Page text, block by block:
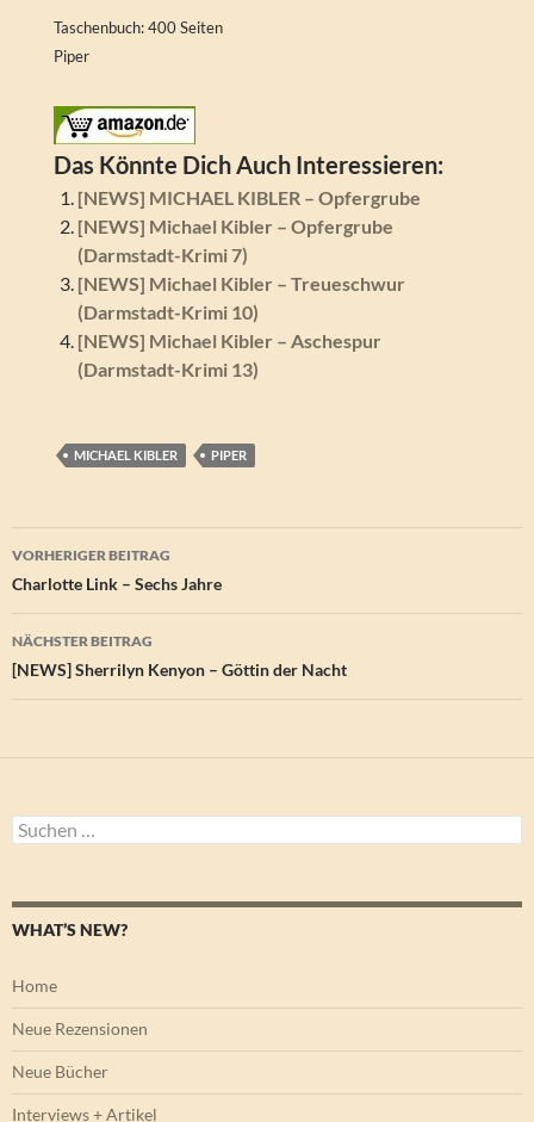
Taschenbuch: 400 Seiten
Piper
Das Könnte Dich Auch Interessieren:
[NEWS] MICHAEL KIBLER – Opfergrube
[NEWS] Michael Kibler – Opfergrube
(Darmstadt-Krimi 7)
[NEWS] Michael Kibler – Treueschwur
(Darmstadt-Krimi 10)
[NEWS] Michael Kibler – Aschespur
(Darmstadt-Krimi 13)
MICHAEL KIBLER PIPER
Beitragsnavigation
VORHERIGER BEITRAG
Charlotte Link – Sechs Jahre
NÄCHSTER BEITRAG
[NEWS] Sherrilyn Kenyon – Göttin der Nacht
Suchen
nach:
WHAT’S NEW?
Home
Neue Rezensionen
Neue Bücher
Interviews + Artikel